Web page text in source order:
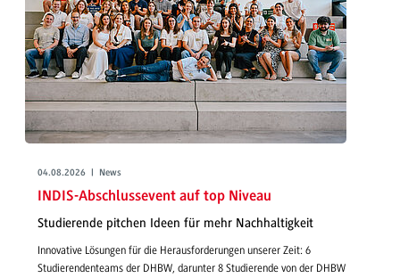
04.08.2026 | News
INDIS-Abschlussevent auf top Niveau
Studierende pitchen Ideen für mehr Nachhaltigkeit
Innovative Lösungen für die Herausforderungen unserer Zeit: 6
Studierendenteams der DHBW, darunter 8 Studierende von der DHBW